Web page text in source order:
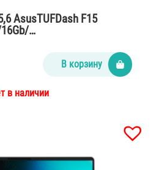
AsusTUFDash F15
…
В корзину
в наличии